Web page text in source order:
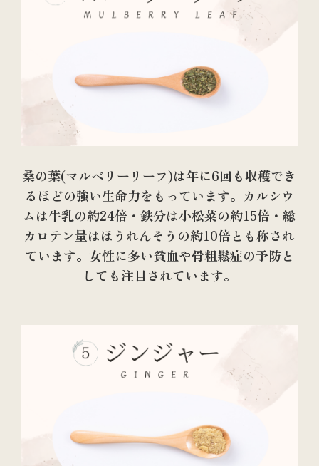
桑の葉(マルベリーリーフ)は年に6回も収穫でき
るほどの強い生命力をもっています。カルシウ
ムは牛乳の約24倍・鉄分は小松菜の約15倍・総
カロテン量はほうれんそうの約10倍とも称され
ています。女性に多い貧血や骨粗鬆症の予防と
しても注目されています。